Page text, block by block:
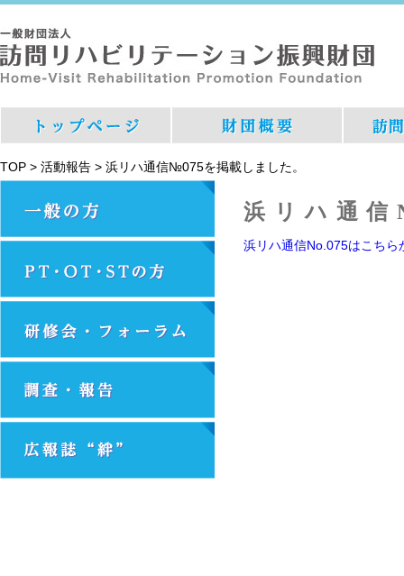
TOP > 活動報告 > 浜リハ通信№075を掲載しました。
浜リハ通
浜リハ通信No.075はこちら